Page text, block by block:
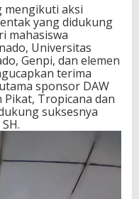
mengikuti aksi
yang didukung
mahasiswa
Universitas
Genpi, dan elemen
terima
sponsor DAW
Pikat, Tropicana dan
suksesnya